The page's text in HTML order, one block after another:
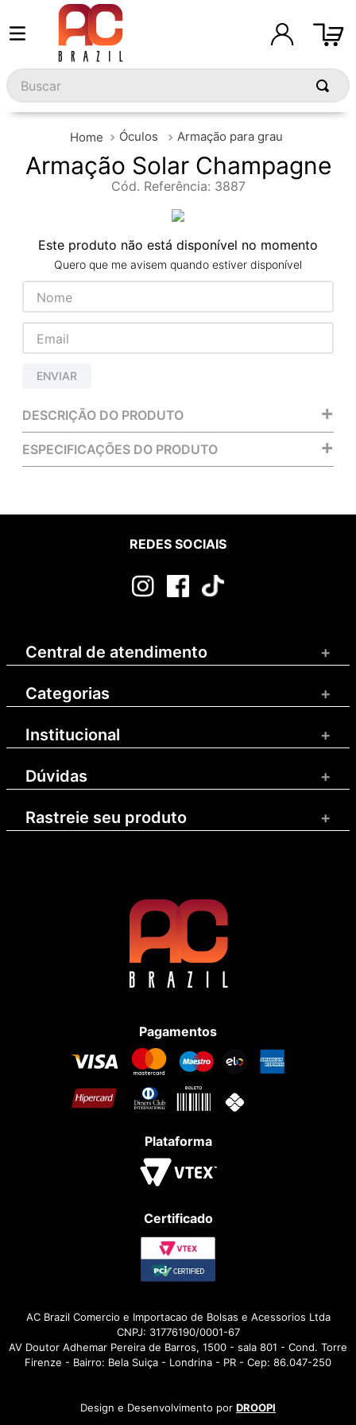
Buscar
Óculos Armação para grau
Armação Solar Champagne
Cód. Referência: 3887
Este produto não está disponível no momento
Quero que me avisem quando estiver disponível
ENVIAR
DESCRIÇÃO DO PRODUTO +
ESPECIFICAÇÕES DO PRODUTO +
REDES SOCIAIS
Central de atendimento +
Categorias +
Institucional +
Dúvidas +
Rastreie seu produto +
Pagamentos
Plataforma
Certificado
AC Brazil Comercio e Importacao de Bolsas e Acessorios Ltda
CNPJ: 31776190/0001-67
AV Doutor Adhemar Pereira de Barros, 1500 - sala 801 - Cond. Torre
Firenze - Bairro: Bela Suiça - Londrina - PR - Cep: 86.047-250
Design e Desenvolvimento por DROOPI